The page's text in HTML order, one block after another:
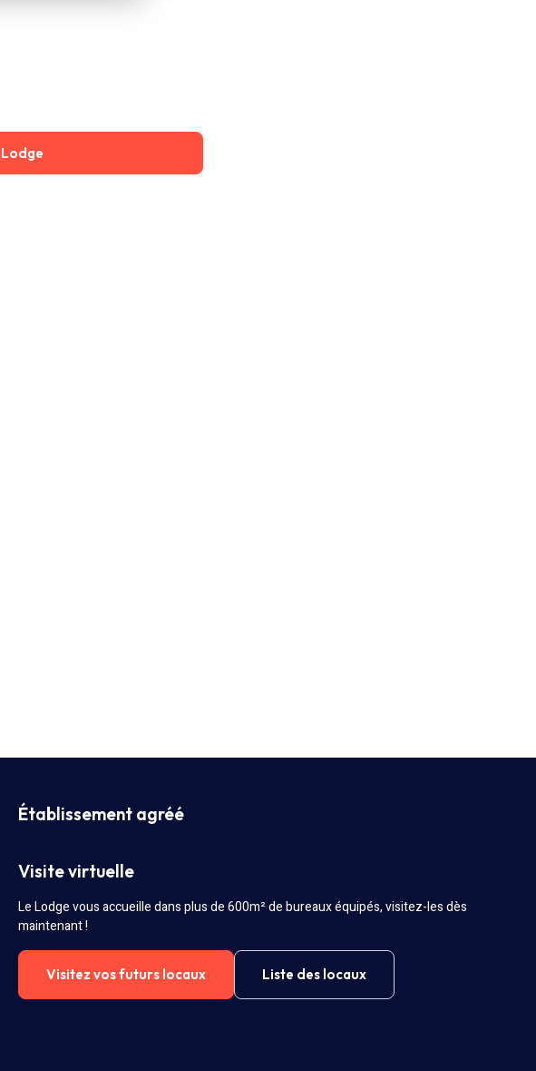
Établissement agréé
Visite virtuelle
Le Lodge vous accueille dans plus de 600m² de bureaux équipés, visitez-les dès
maintenant !
Visitez vos futurs locaux Liste des locaux